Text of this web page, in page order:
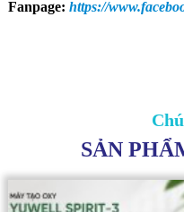
Chí Minh – 028.6273.4444
767 Đường 3/2 Phường 7,
028.6278.444
Fanpage:https://